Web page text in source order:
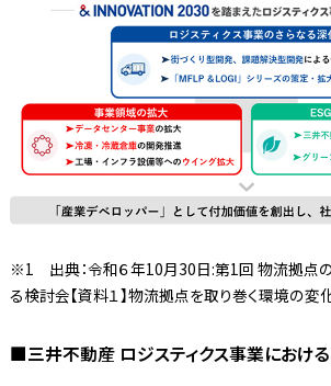
※1 出典：令和６年10月30日:第1回 物流拠点
る検討会【資料１】物流拠点を取り巻く環境の変
■三井不動産 ロジスティクス事業におけ